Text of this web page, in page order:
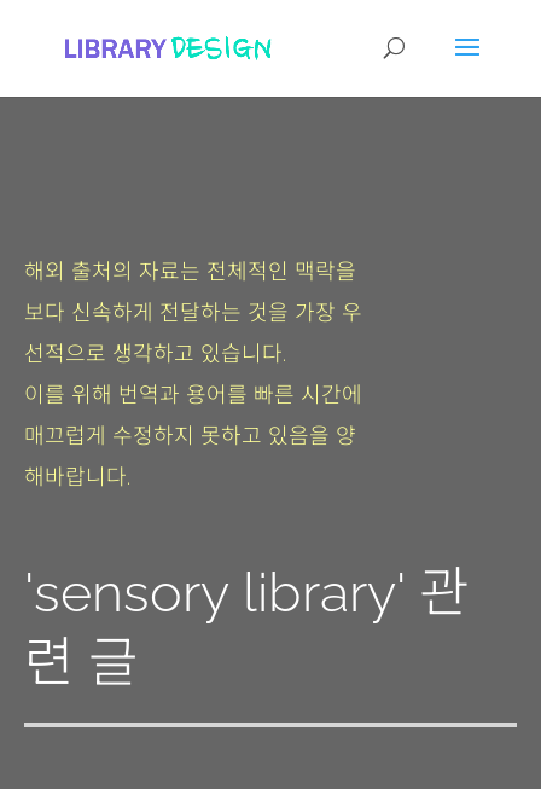
해외 출처의 자료는 전체적인 맥락을
보다 신속하게 전달하는 것을 가장 우
선적으로 생각하고 있습니다.
이를 위해 번역과 용어를 빠른 시간에
매끄럽게 수정하지 못하고 있음을 양
해바랍니다.
'sensory library' 관
련 글